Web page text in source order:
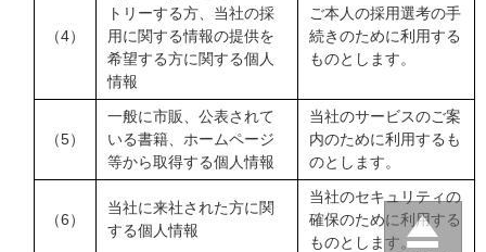
（4）
トリーする方、当社の採
用に関する情報の提供を
希望する方に関する個人
情報
ご本人の採用選考の手
続きのために利用する
ものとします。
（5）
一般に市販、公表されて
いる書籍、ホームページ
等から取得する個人情報
当社のサービスのご案
内のために利用するも
のとします。
（6）
当社に来社された方に関
する個人情報
当社のセキュリティの
確保のために利用する
ものとします。